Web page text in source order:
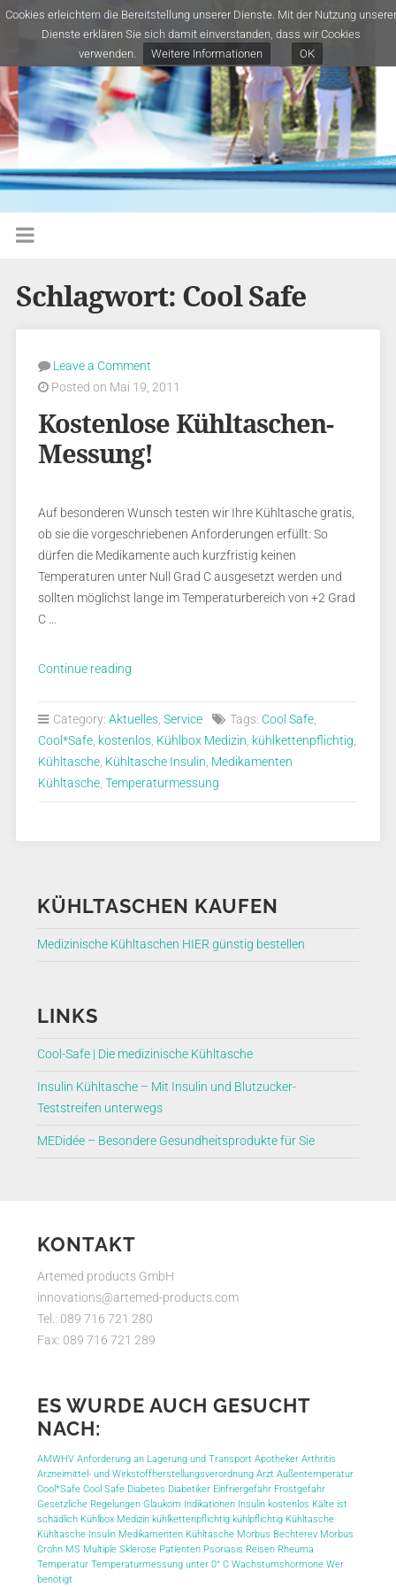
Schlagwort: Cool Safe
Leave a Comment
Posted on Mai 19, 2011
Kostenlose Kühltaschen-
Messung!
Auf besonderen Wunsch testen wir Ihre Kühltasche gratis,
ob sie die vorgeschriebenen Anforderungen erfüllt: So
dürfen die Medikamente auch kurzfristig keinen
Temperaturen unter Null Grad C ausgesetzt werden und
sollten möglichst lange im Temperaturbereich von +2 Grad
C …
Continue reading„Kostenlose
Messung!“
Category: Aktuelles, Service Tags: Cool Safe,
Cool*Safe, kostenlos, Kühlbox Medizin, kühlkettenpflichtig,
Kühltasche, Kühltasche Insulin, Medikamenten
Kühltasche, Temperaturmessung
KÜHLTASCHEN KAUFEN
Medizinische Kühltaschen HIER günstig bestellen
LINKS
Cool-Safe | Die medizinische Kühltasche
Insulin Kühltasche – Mit Insulin und Blutzucker-
Teststreifen unterwegs
MEDidée – Besondere Gesundheitsprodukte für Sie
KONTAKT
Artemed products GmbH
innovations@artemed-products.com
Tel.: 089 716 721 280
Fax: 089 716 721 289
ES WURDE AUCH GESUCHT
NACH:
AMWHV Anforderung an Lagerung und Transport Apotheker Arthritis
Arzneimittel- und Wirkstoffherstellungsverordnung Arzt Außentemperatur
Cool*Safe Cool Safe Diabetes Diabetiker Einfriergefahr Frostgefahr
Gesetzliche Regelungen Glaukom Indikationen Insulin kostenlos Kälte ist
schädlich Kühlbox Medizin kühlkettenpflichtig kühlpflichtig Kühltasche
Kühltasche Insulin Medikamenten Kühltasche Morbus Bechterev Morbus
Crohn MS Multiple Sklerose Patienten Psoriasis Reisen Rheuma
Temperatur Temperaturmessung unter 0° C Wachstumshormone Wer
benötigt
Cookies erleichtern die Bereitstellung unserer Dienste. Mit der Nutzung unserer
Dienste erklären Sie sich damit einverstanden, dass wir Cookies
verwenden.
Weitere Informationen OK